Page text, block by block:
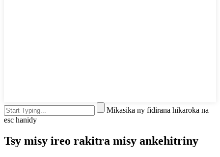
Mikasika ny fidirana hikaroka na
esc hanidy
Tsy misy ireo rakitra misy ankehitriny